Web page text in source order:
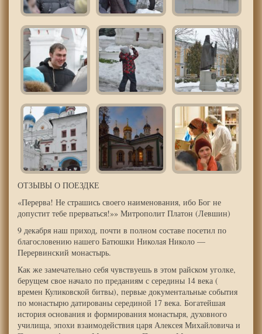
ОТЗЫВЫ О ПОЕЗДКЕ
«Перерва! Не страшись своего наименования, ибо Бог не
допустит тебе прерваться!»» Митрополит Платон (Левшин)
9 декабря наш приход, почти в полном составе посетил по
благословению нашего Батюшки Николая Николо —
Перервинский монастырь.
Как же замечательно себя чувствуешь в этом райском уголке,
берущем свое начало по преданиям с середины 14 века (
времен Куликовской битвы), первые документальные события
по монастырю датированы серединой 17 века. Богатейшая
история основания и формирования монастыря, духовного
училища, эпохи взаимодействия царя Алексея Михайловича и